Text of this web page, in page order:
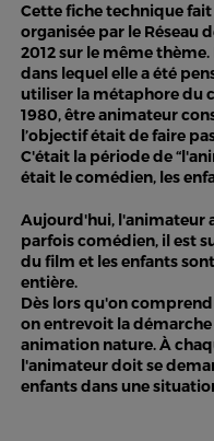
Cette fiche technique
organisée par le Réseau
2012 sur le même
dans lequel elle a été
utiliser la métaphore du
1980, être animateur
l’objectif était de faire
C'était la période de
était le comédien, les
Aujourd'hui, l'animateur
parfois comédien, il est
du film et les enfants
entière.
Dès lors qu'on
on entrevoit la
animation nature. À
l'animateur doit se
enfants dans une